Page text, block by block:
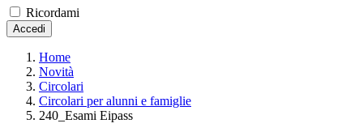
Ricordami
Accedi
Home
Novità
Circolari
Circolari per alunni e famiglie
240_Esami Eipass